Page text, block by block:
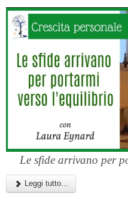
Le sfide arrivano per
Leggi tutto...